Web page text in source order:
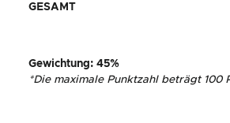
GESAMT
Gewichtung: 45%
*Die maximale Punktzahl beträgt 100